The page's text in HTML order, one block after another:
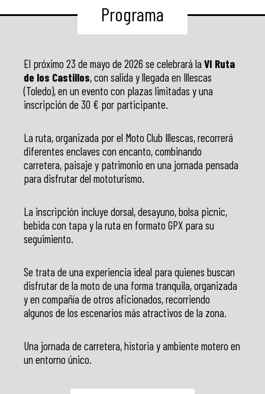
Programa
El próximo 23 de mayo de 2026 se celebrará la VI Ruta
de los Castillos, con salida y llegada en Illescas
(Toledo), en un evento con plazas limitadas y una
inscripción de 30 € por participante.
La ruta, organizada por el Moto Club Illescas, recorrerá
diferentes enclaves con encanto, combinando
carretera, paisaje y patrimonio en una jornada pensada
para disfrutar del mototurismo.
La inscripción incluye dorsal, desayuno, bolsa picnic,
bebida con tapa y la ruta en formato GPX para su
seguimiento.
Se trata de una experiencia ideal para quienes buscan
disfrutar de la moto de una forma tranquila, organizada
y en compañía de otros aficionados, recorriendo
algunos de los escenarios más atractivos de la zona.
Una jornada de carretera, historia y ambiente motero en
un entorno único.